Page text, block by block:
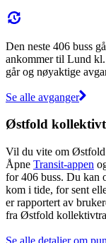
Den neste 406 buss
ankommer til Lund
går og nøyaktige
Se alle avganger
Østfold
Vil du vite om
Åpne Transit-appen
for 406 buss. Du kan
kom i tide, for sent
er rapportert av
fra Østfold
Se alle detaljer om